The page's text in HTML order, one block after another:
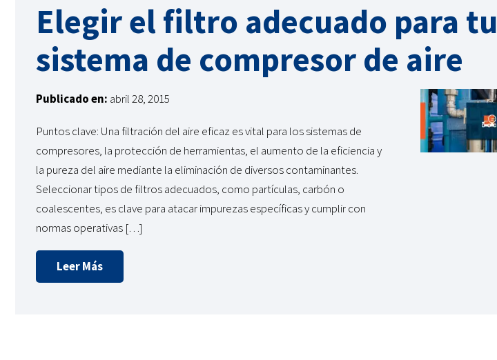
Elegir el filtro adecuado para tu
sistema de compresor de aire
Publicado en: abril 28, 2015
Puntos clave: Una filtración del aire eficaz es vital para los sistemas de
compresores, la protección de herramientas, el aumento de la eficiencia y
la pureza del aire mediante la eliminación de diversos contaminantes.
Seleccionar tipos de filtros adecuados, como partículas, carbón o
coalescentes, es clave para atacar impurezas específicas y cumplir con
normas operativas […]
Leer Más